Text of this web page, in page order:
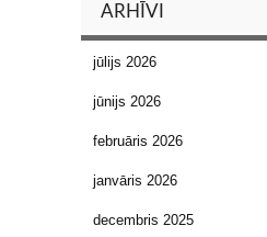
ARHĪVI
jūlijs 2026
jūnijs 2026
februāris 2026
janvāris 2026
decembris 2025